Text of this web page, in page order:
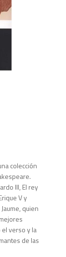
colección
III, El rey
V y
quien
verso y la
de las